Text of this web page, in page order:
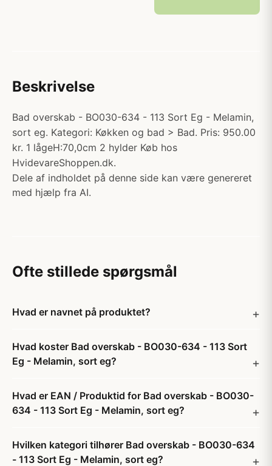
Beskrivelse
Bad overskab - BO030-634 - 113 Sort Eg - Melamin,
sort eg. Kategori: Køkken og bad > Bad. Pris: 950.00
kr. 1 lågeH:70,0cm 2 hylder Køb hos
HvidevareShoppen.dk.
Dele af indholdet på denne side kan være genereret
med hjælp fra AI.
Ofte stillede spørgsmål
Hvad er navnet på produktet?
Hvad koster Bad overskab - BO030-634 - 113 Sort
Eg - Melamin, sort eg?
Hvad er EAN / Produktid for Bad overskab - BO030-
634 - 113 Sort Eg - Melamin, sort eg?
Hvilken kategori tilhører Bad overskab - BO030-634
- 113 Sort Eg - Melamin, sort eg?